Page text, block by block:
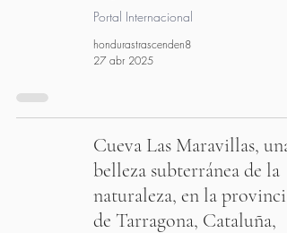
Portal Internacional
hondurastrascenden8
27 abr 2025
Cueva Las Maravillas, una
belleza subterránea de la
naturaleza, en la provincia
de Tarragona, Cataluña,